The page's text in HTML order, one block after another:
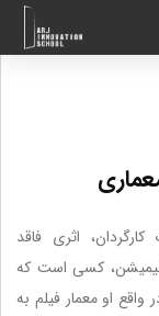
اثری فاقد
کسی است که
او معمار فیلم به